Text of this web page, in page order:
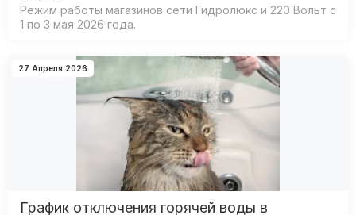
Режим работы магазинов сети Гидролюкс и 220 Вольт с
1 по 3 мая 2026 года.
27 Апреля 2026
График отключения горячей воды в